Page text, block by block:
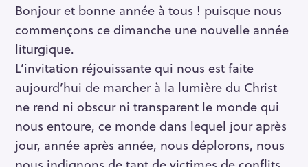
Bonjour et bonne année à tous ! puisque nous
commençons ce dimanche une nouvelle année
liturgique.
L’invitation réjouissante qui nous est faite
aujourd’hui de marcher à la lumière du Christ
ne rend ni obscur ni transparent le monde qui
nous entoure, ce monde dans lequel jour après
jour, année après année, nous déplorons, nous